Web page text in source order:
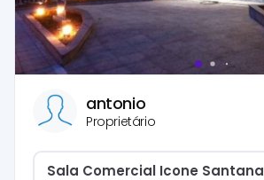
antonio
Proprietário
Sala Comercial Icone Santana